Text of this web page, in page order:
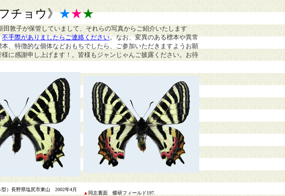
チョウ》★★★
敦子が保管していまして、それらの写真からご紹介いたします
不手際がありましたらご連絡ください。なお、変異のある標本や異常
、特徴的な個体などおもちでしたら、ご参加いただきますようお願
に感謝申し上げます！。皆様もジャンじゃんご披露ください。お待
）長野県塩尻市東山 2002年4月
▲ 同左裏面蝶研フィールド197.